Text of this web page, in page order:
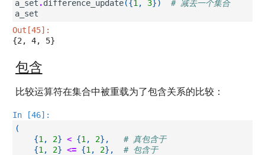
a_set .difference_update({1 , 3})
# 减去一个集合
a_set
Out[45]:
{2, 4, 5}
包含
比较运算符在集合中被重载为了包含关系的比较：
In [46]:
(
{1 , 2} < {1 , 2},
# 真包含于
{1 , 2} <= {1 , 2},
# 包含于